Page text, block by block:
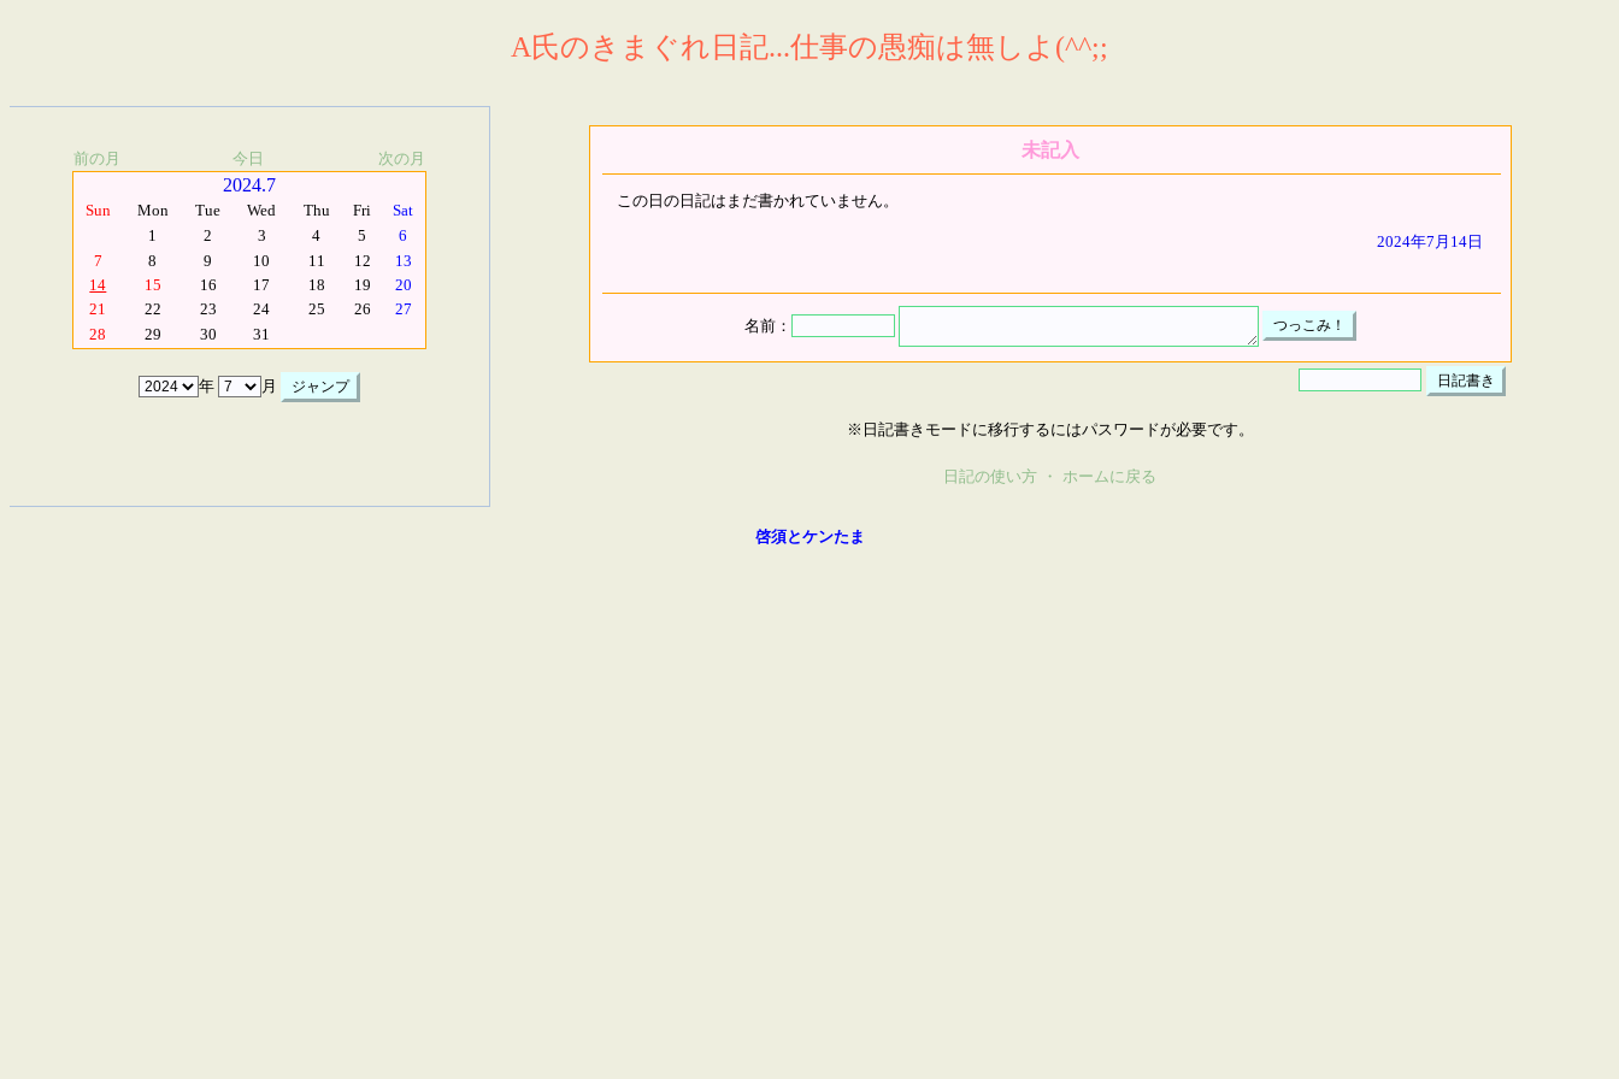
A氏のきまぐれ日記...仕事の愚痴は無しよ(^^;;
前の月 今日 次の月
2024.7
Sun Mon Tue Wed Thu Fri
Sat
1
2 3 4 5
6
7
8 9 10 11 12
13
14
15 16 17 18 19
20
21
22 23 24 25 26
27
28
29 30 31
年 月
未記入
この日の日記はまだ書かれていません。
2024年7月14日
名前：
※日記書きモードに移行するにはパスワードが必要です。
日記の使い方 ・ ホームに戻る
啓須とケンたま